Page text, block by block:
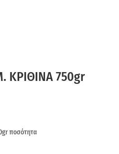
ΚΡΙΘΙΝΑ 750gr
ποσότητα